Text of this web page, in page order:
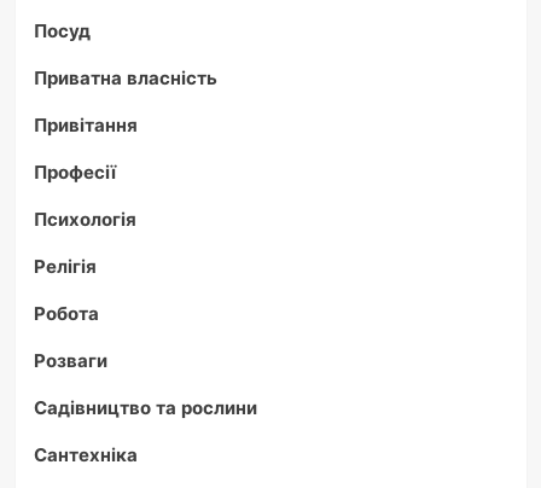
Посуд
Приватна власність
Привітання
Професії
Психологія
Релігія
Робота
Розваги
Садівництво та рослини
Сантехніка